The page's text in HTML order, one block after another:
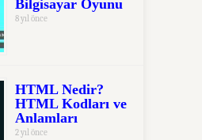
Bilgisayar Oyunu
8 yıl önce
HTML Nedir?
HTML Kodları ve
Anlamları
2 yıl önce